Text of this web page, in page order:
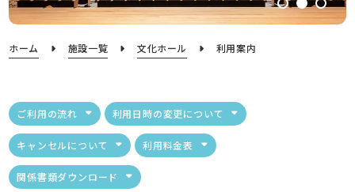
ホーム 施設一覧 文化ホール 利用案内
ご利用の流れ 利用日時の変更について
キャンセルについて 利用料金表
関係書類ダウンロード